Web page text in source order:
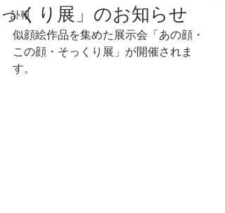
訃報
っくり展」のお知らせ
似顔絵作品を集めた展示会「あの顔・
この顔・そっくり展」が開催されま
す。